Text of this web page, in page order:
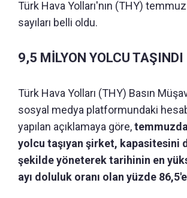
Türk Hava Yolları'nın (THY)
sayıları belli oldu.
9,5 MİLYON YOLCU TAŞINDI
Türk Hava Yolları (THY) Basın
sosyal medya platformundaki
yapılan açıklamaya göre,
yolcu taşıyan şirket, kapasitesini
şekilde yöneterek tarihinin en
ayı doluluk oranı olan yüzde